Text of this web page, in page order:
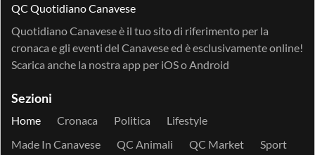
QC Quotidiano Canavese
Quotidiano Canavese è il tuo sito di riferimento per la
cronaca e gli eventi del Canavese ed è esclusivamente online!
Scarica anche la nostra app per iOSo Android
Sezioni
Home Cronaca Politica
Lifestyle
Made In Canavese
QC Animali QC Market
Sport